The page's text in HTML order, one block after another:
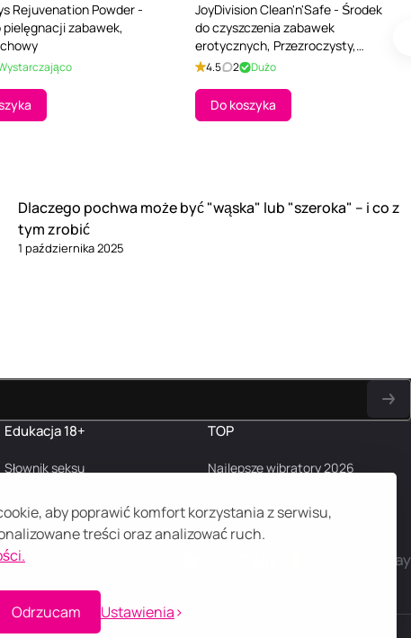
aby poprawić komfort korzystania z serwisu,
treści oraz analizować ruch.
Odrzucam Ustawienia
Rejuvenation Powder -
pielęgnacji zabawek,
JoyDivision Clean'n'Safe - Środek
do czyszczenia zabawek
erotycznych, Przezroczysty,
Bezzapachowy, 200 ml
4.5 2 Dużo
Do koszyka
Dlaczego pochwa może być "wąska" lub "szeroka" – i co z
tym zrobić
1 października 2025
Edukacja 18+
Słownik seksu
Blog
TOP
Najlepsze wibratory 2026